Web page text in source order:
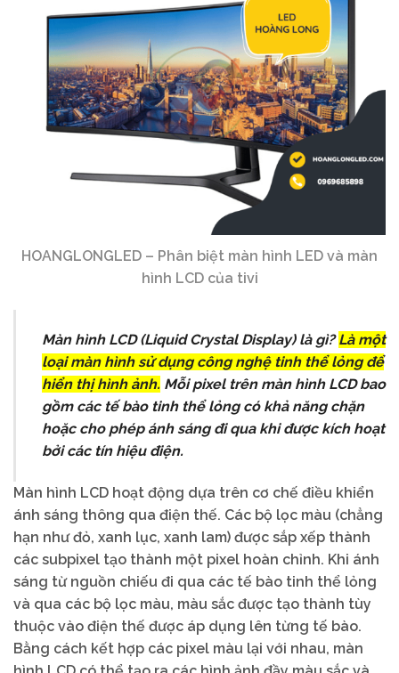
HOANGLONGLED – Phân biệt màn hình LED và màn
hình LCD của tivi
Màn hình LCD (Liquid Crystal Display) là gì? Là một
loại màn hình sử dụng công nghệ tinh thể lỏng để
hiển thị hình ảnh. Mỗi pixel trên màn hình LCD bao
gồm các tế bào tinh thể lỏng có khả năng chặn
hoặc cho phép ánh sáng đi qua khi được kích hoạt
bởi các tín hiệu điện.
Màn hình LCD hoạt động dựa trên cơ chế điều khiển
ánh sáng thông qua điện thế. Các bộ lọc màu (chẳng
hạn như đỏ, xanh lục, xanh lam) được sắp xếp thành
các subpixel tạo thành một pixel hoàn chỉnh. Khi ánh
sáng từ nguồn chiếu đi qua các tế bào tinh thể lỏng
và qua các bộ lọc màu, màu sắc được tạo thành tùy
thuộc vào điện thế được áp dụng lên từng tế bào.
Bằng cách kết hợp các pixel màu lại với nhau, màn